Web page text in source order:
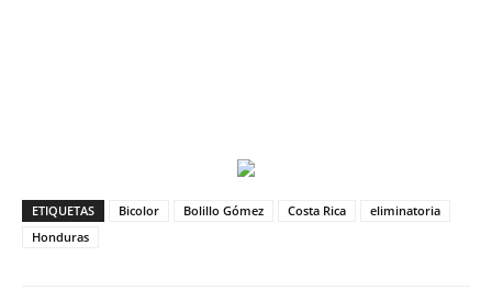
ETIQUETAS Bicolor Bolillo Gómez Costa Rica
eliminatoria
Honduras